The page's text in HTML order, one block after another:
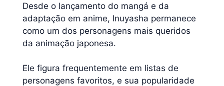
Desde o lançamento do mangá e da
adaptação em anime, Inuyasha permanece
como um dos personagens mais queridos
da animação japonesa.
Ele figura frequentemente em listas de
personagens favoritos, e sua popularidade